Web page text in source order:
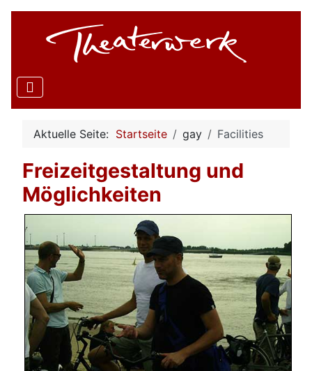
Aktuelle Seite: Startseite gay Facilities
Freizeitgestaltung und
Möglichkeiten